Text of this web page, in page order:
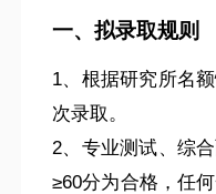
一、拟录取规则
1、根据研究所名
次录取。
2、专业测试、综
≥60分为合格，任